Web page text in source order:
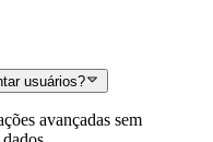
usuários?
avançadas sem